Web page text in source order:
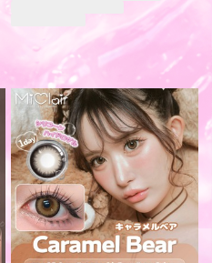
着色 13.5mm
BC 8.7mm
まとめて割引
ポスト投函
￥1,760
アイクローゼット モイストUV シリコ
ーン ハイドロゲル／シリコン（eye
closet moist UV SILICONE
HYDROGEL）
ティーオーレ
ワンデー
1箱30枚入り
DIA 14.0mm
着色 12.0mm
±0.00〜-9.00
BC 8.7mm
まとめて割引
ポスト投函
エバーカラー シリコーン ハイドロゲ
ル／シリコン（EverColor silicone
hydrogel）
ベイビードロップ
1ヶ月
1箱2枚入り
DIA 14.5mm
着色 13.8mm
±0.00〜-10.00
BC 8.7mm
ポスト投函